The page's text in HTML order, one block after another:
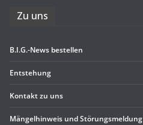
Zu uns
B.I.G.-News bestel­len
Ent­ste­hung
Kon­takt zu uns
Män­gel­hin­weis und Störungsmeldung